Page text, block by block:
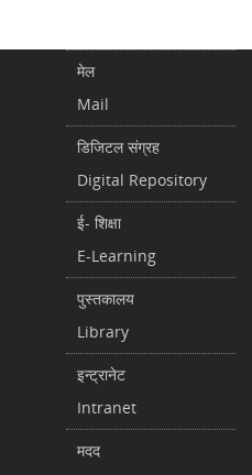
मेल
Mail
डिजिटल संग्रह
Digital Repository
ई- शिक्षा
E-Learning
पुस्तकालय
Library
इन्ट्रानेट
Intranet
मदद